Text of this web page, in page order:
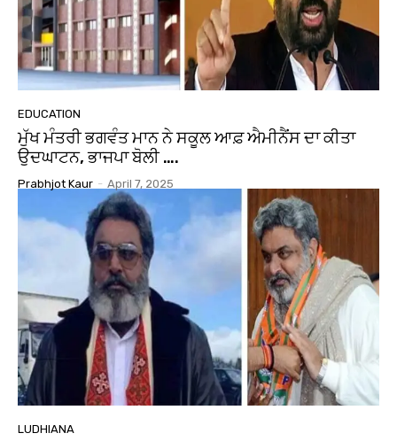
EDUCATION
ਮੁੱਖ ਮੰਤਰੀ ਭਗਵੰਤ ਮਾਨ ਨੇ ਸਕੂਲ ਆਫ਼ ਐਮੀਨੈਂਸ ਦਾ ਕੀਤਾ
ਉਦਘਾਟਨ, ਭਾਜਪਾ ਬੋਲੀ ….
Prabhjot Kaur - April 7, 2025
LUDHIANA